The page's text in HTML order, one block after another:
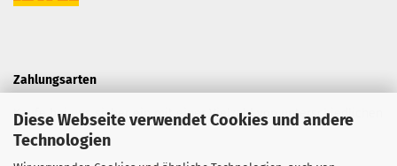
Diese Webseite verwendet Cookies und andere
Technologien
Zahlungsarten
Kaufe bei uns sicher ein mit einer Vielzahl von unterschiedlichen
Zahlungsarten.